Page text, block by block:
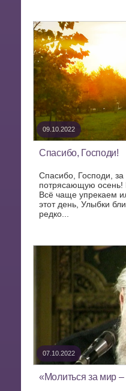
09.10.2022
Спасибо, Господи!
Спасибо, Господи, за
потрясающую осень!
Всё чаще упрекаем
этот день, Улыбки
редко...
07.10.2022
«Молиться за мир –